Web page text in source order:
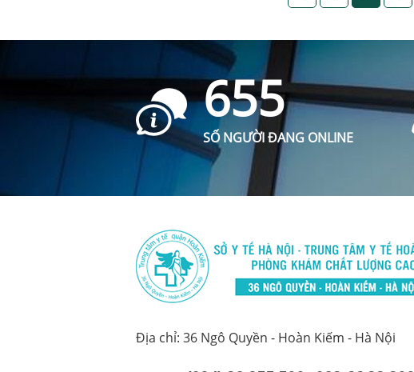
655
SỐ NGƯỜI ĐANG ONLINE
Địa chỉ: 36 Ngô Quyền - Hoàn Kiếm - Hà Nội